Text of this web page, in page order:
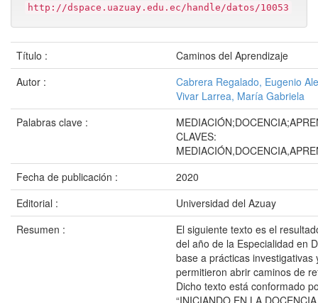
http://dspace.uazuay.edu.ec/handle/datos/10053
Título :
Caminos del Aprendizaje
Autor :
Cabrera Regalado, Eugenio
Vivar Larrea, María Gabriela
Palabras clave :
CLAVES:
Fecha de publicación :
2020
Editorial :
Universidad del Azuay
Resumen :
El siguiente texto es el
del año de la Especialidad en
base a prácticas
permitieron abrir caminos de
Dicho texto está conformado
“INICIANDO EN LA